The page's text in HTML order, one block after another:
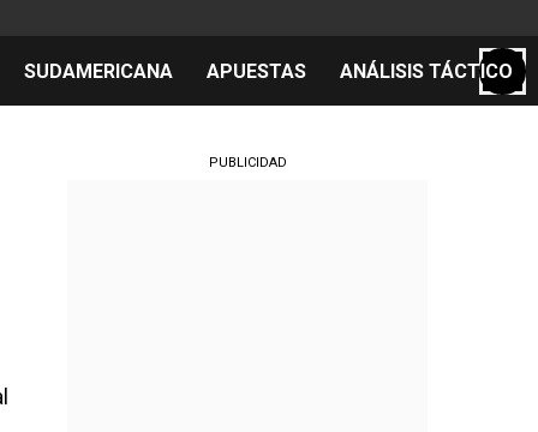
SUDAMERICANA APUESTAS ANÁLISIS TÁCTICO
PUBLICIDAD